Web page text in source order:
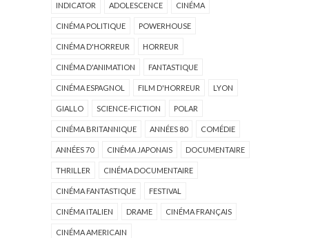
INDICATOR ADOLESCENCE CINÉMA
CINÉMA POLITIQUE POWERHOUSE
CINÉMA D'HORREUR HORREUR
CINÉMA D'ANIMATION FANTASTIQUE
CINÉMA ESPAGNOL FILM D'HORREUR LYON
GIALLO SCIENCE-FICTION POLAR
CINÉMA BRITANNIQUE ANNÉES 80 COMÉDIE
ANNÉES 70 CINÉMA JAPONAIS DOCUMENTAIRE
THRILLER CINÉMA DOCUMENTAIRE
CINÉMA FANTASTIQUE FESTIVAL
CINÉMA ITALIEN DRAME CINÉMA FRANÇAIS
CINÉMA AMERICAIN